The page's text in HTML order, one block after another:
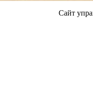
Сайт